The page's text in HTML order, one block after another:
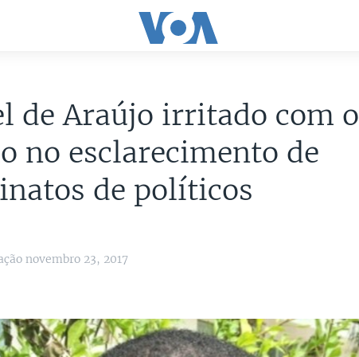
de Araújo irritado com o
no esclarecimento de
de políticos
novembro 23, 2017